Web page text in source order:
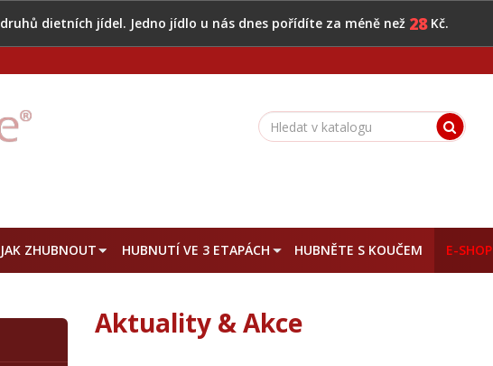
druhů dietních jídel. Jedno jídlo u nás dnes pořídíte za méně než 28Kč.
JAK ZHUBNOUT HUBNUTÍ VE 3 ETAPÁCH HUBNĚTE S KOUČEM E-SHOP
Aktuality & Akce